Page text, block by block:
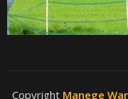
Copyright Manege